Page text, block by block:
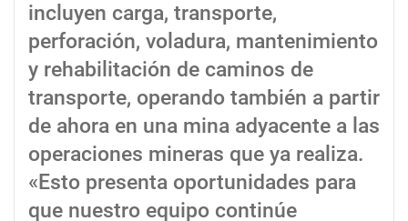
incluyen carga, transporte,
perforación, voladura, mantenimiento
y rehabilitación de caminos de
transporte, operando también a partir
de ahora en una mina adyacente a las
operaciones mineras que ya realiza.
«Esto presenta oportunidades para
que nuestro equipo continúe